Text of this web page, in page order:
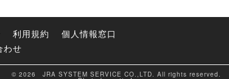
利用規約
個人情報窓口
わせ
© 2026 JRA SYSTEM SERVICE CO.,LTD. All rights reserved.